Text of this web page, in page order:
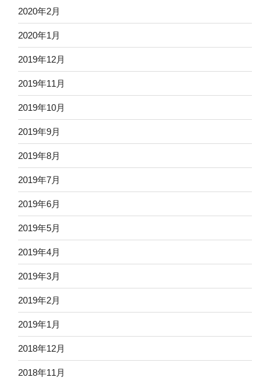
2020年2月
2020年1月
2019年12月
2019年11月
2019年10月
2019年9月
2019年8月
2019年7月
2019年6月
2019年5月
2019年4月
2019年3月
2019年2月
2019年1月
2018年12月
2018年11月